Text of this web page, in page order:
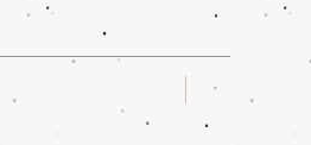
Oferta!